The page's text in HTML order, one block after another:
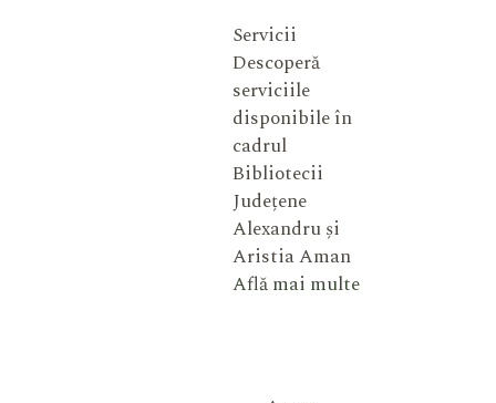
Servicii
Descoperă
serviciile
disponibile în
cadrul
Bibliotecii
Județene
Alexandru și
Aristia Aman
Află mai multe